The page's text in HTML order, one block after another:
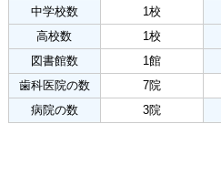
中学校数
1校
高校数
1校
図書館数
1館
歯科医院の数
7院
病院の数
3院